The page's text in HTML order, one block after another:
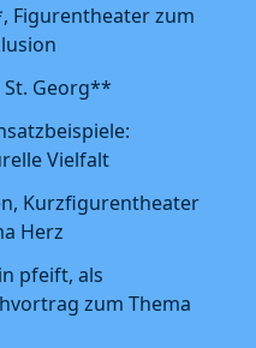
Figurentheater zum
St. Georg**
Vielfalt
Kurzfigurentheater
Herz
pfeift, als
zum Thema